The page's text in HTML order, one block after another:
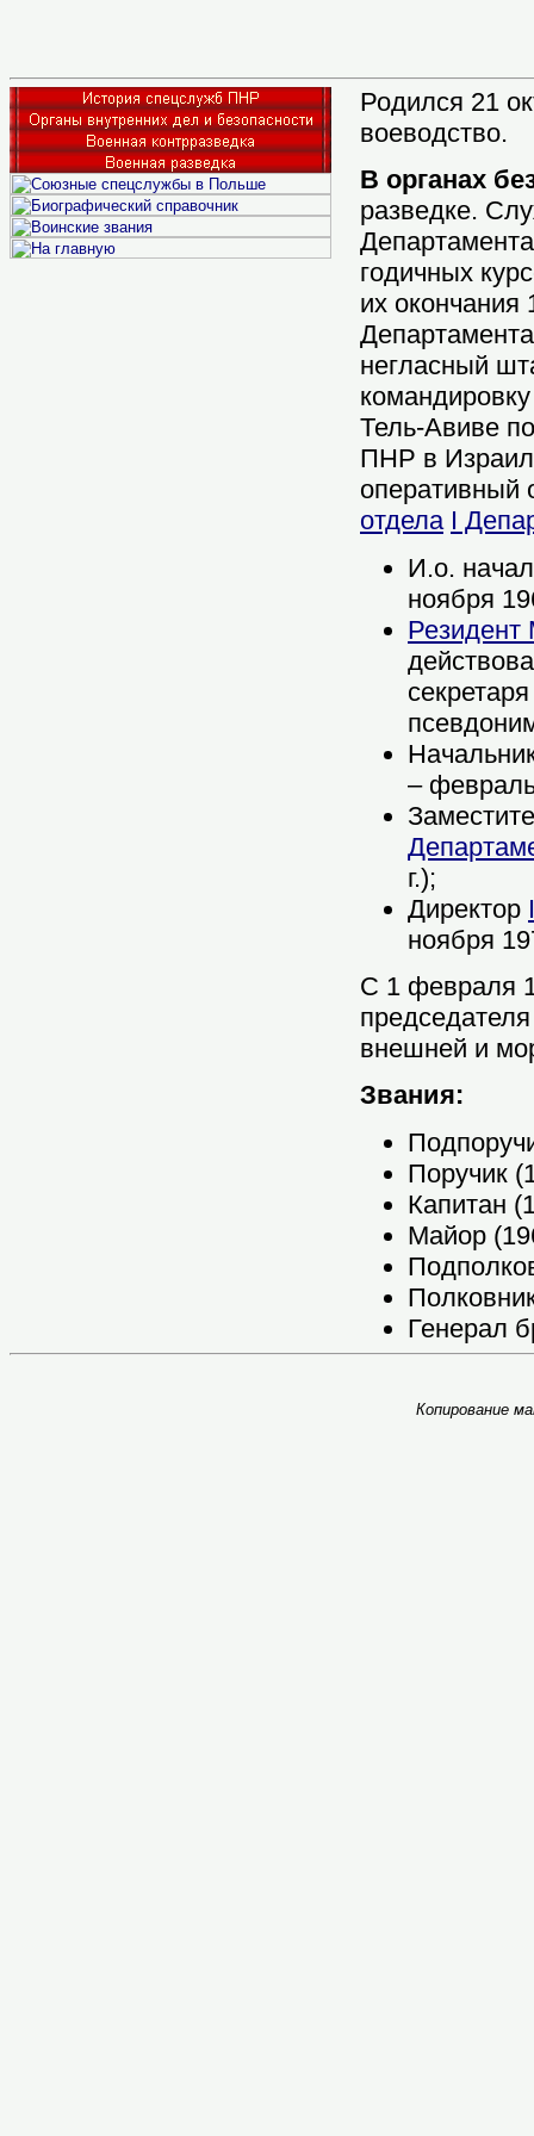
Родился 21
воеводство.
В органах
разведке.
годичных
их окончания
негласный
Тель-Авиве
ПНР в
оперативный
отдела I
И.о.
ноября
–
г.);
Директор
ноября
С 1 февраля
внешней и
Звания:
Поручик
Капитан
Майор
Генерал
Копирование